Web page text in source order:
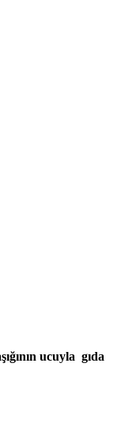
ucuyla gıda